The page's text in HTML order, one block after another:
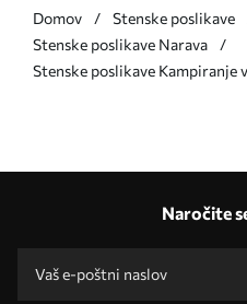
Domov
Stenske poslikave
Stenske poslikave Narava
Stenske poslikave
Naročite